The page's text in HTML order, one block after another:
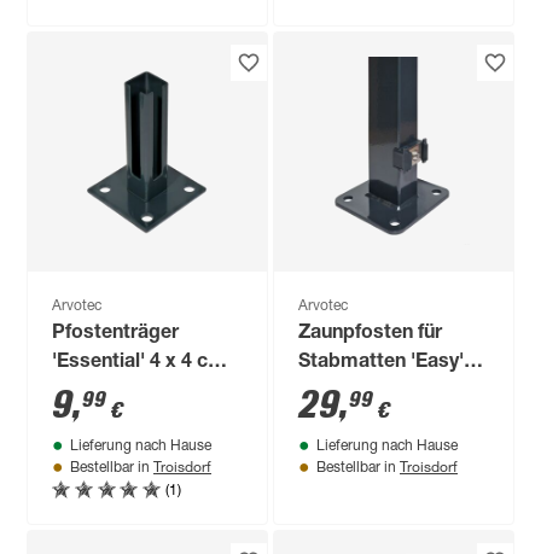
Arvotec
Pfostenträger
'Essential' 4 x 4 cm
anthrazit
9,99 €
Lieferung nach Hause
Bestellbar in Troisdorf
(1)
Arvotec
Zaunpfosten für
Stabmatten 'Easy'
anthrazit 6 x 4 x 108
cm
29,99 €
Lieferung nach Hause
Bestellbar in Troisdorf